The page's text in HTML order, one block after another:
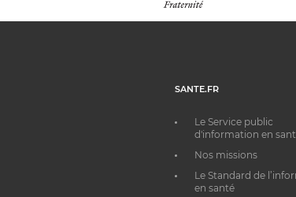
SANTE.FR
Le Service public
d'information en
Nos missions
Le Standard de
en santé